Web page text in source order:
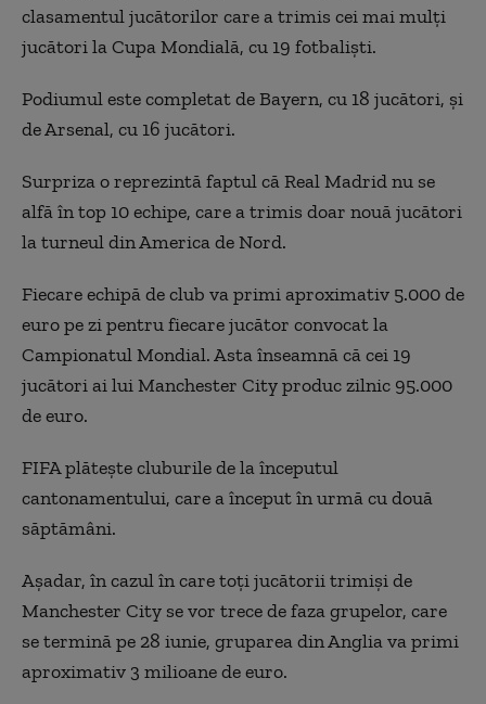
clasamentul jucătorilor care a trimis cei mai mulți
jucători la Cupa Mondială, cu 19 fotbaliști.
Podiumul este completat de Bayern, cu 18 jucători, și
de Arsenal, cu 16 jucători.
Surpriza o reprezintă faptul că Real Madrid nu se
alfă în top 10 echipe, care a trimis doar nouă jucători
la turneul din America de Nord.
Fiecare echipă de club va primi aproximativ 5.000 de
euro pe zi pentru fiecare jucător convocat la
Campionatul Mondial. Asta înseamnă că cei 19
jucători ai lui Manchester City produc zilnic 95.000
de euro.
FIFA plătește cluburile de la începutul
cantonamentului, care a început în urmă cu două
săptămâni.
Așadar, în cazul în care toți jucătorii trimiși de
Manchester City se vor trece de faza grupelor, care
se termină pe 28 iunie, gruparea din Anglia va primi
aproximativ 3 milioane de euro.